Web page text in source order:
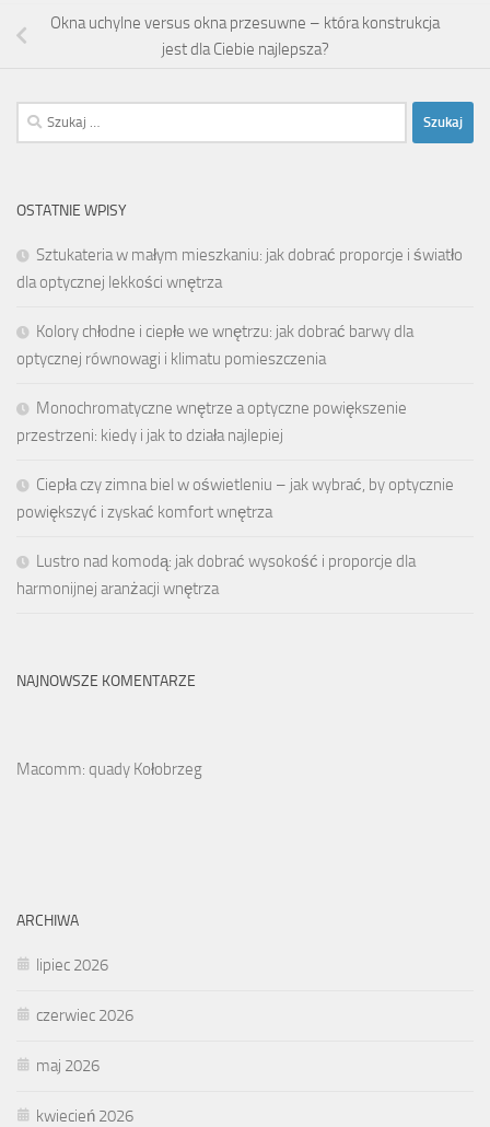
Okna uchylne versus okna przesuwne – która konstrukcja
jest dla Ciebie najlepsza?
Szukaj:
OSTATNIE WPISY
Sztukateria w małym mieszkaniu: jak dobrać proporcje i światło
dla optycznej lekkości wnętrza
Kolory chłodne i ciepłe we wnętrzu: jak dobrać barwy dla
optycznej równowagi i klimatu pomieszczenia
Monochromatyczne wnętrze a optyczne powiększenie
przestrzeni: kiedy i jak to działa najlepiej
Ciepła czy zimna biel w oświetleniu – jak wybrać, by optycznie
powiększyć i zyskać komfort wnętrza
Lustro nad komodą: jak dobrać wysokość i proporcje dla
harmonijnej aranżacji wnętrza
NAJNOWSZE KOMENTARZE
Macomm: quady Kołobrzeg
ARCHIWA
lipiec 2026
czerwiec 2026
maj 2026
kwiecień 2026